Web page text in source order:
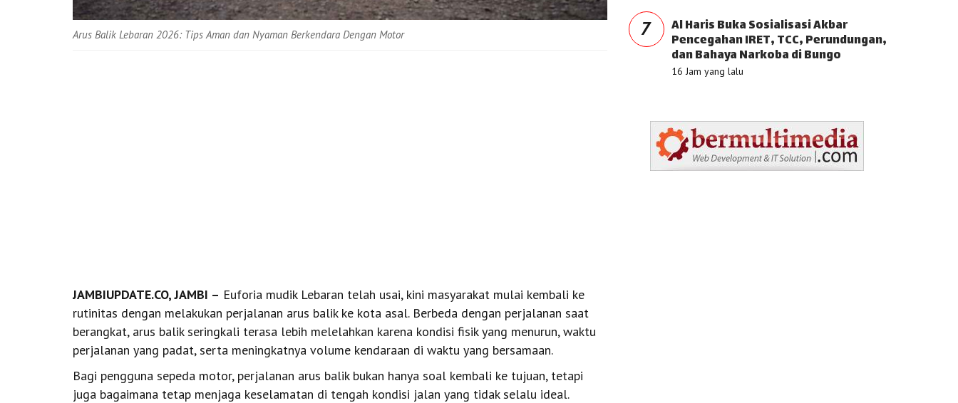
Arus Balik Lebaran 2026: Tips Aman dan Nyaman Berkendara Dengan Motor
JAMBIUPDATE.CO, JAMBI – Euforia mudik Lebaran telah usai, kini masyarakat mulai kembali ke
rutinitas dengan melakukan perjalanan arus balik ke kota asal. Berbeda dengan perjalanan saat
berangkat, arus balik seringkali terasa lebih melelahkan karena kondisi fisik yang menurun, waktu
perjalanan yang padat, serta meningkatnya volume kendaraan di waktu yang bersamaan.
Bagi pengguna sepeda motor, perjalanan arus balik bukan hanya soal kembali ke tujuan, tetapi
juga bagaimana tetap menjaga keselamatan di tengah kondisi jalan yang tidak selalu ideal.
7 Al Haris Buka Sosialisasi Akbar
Pencegahan IRET, TCC, Perundungan,
dan Bahaya Narkoba di Bungo
16 Jam yang lalu